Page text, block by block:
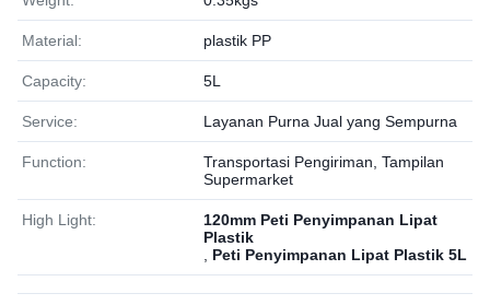
Material: plastik PP
Capacity: 5L
Service: Layanan Purna Jual yang Sempurna
Function:
Transportasi Pengiriman, Tampilan
Supermarket
High Light:
120mm Peti Penyimpanan Lipat
Plastik
Peti Penyimpanan Lipat Plastik 5L